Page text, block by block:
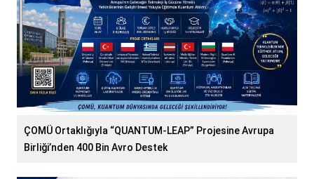
ÇOMÜ Ortaklığıyla “QUANTUM-LEAP” Projesine Avrupa
Birliği’nden 400 Bin Avro Destek